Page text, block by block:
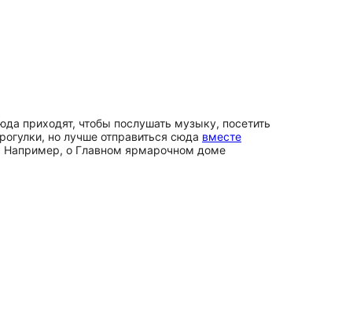
приходят, чтобы послушать музыку, посетить
но лучше отправиться сюда вместе
Например, о Главном ярмарочном доме